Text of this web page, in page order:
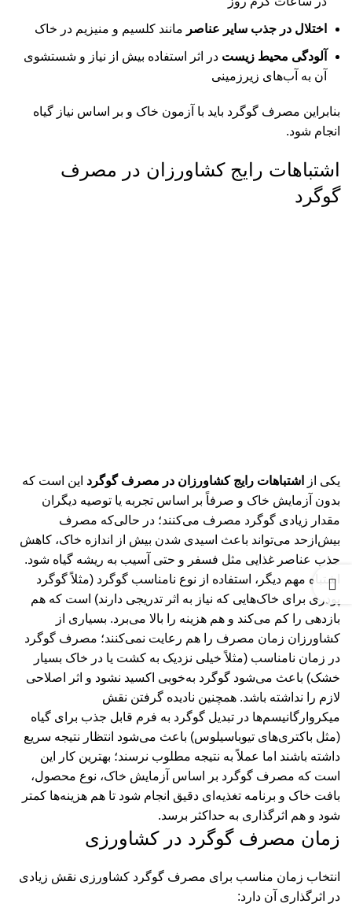
اختلال در جذب سایر عناصر مانند کلسیم و منیزیم در خاک
آلودگی محیط زیست در اثر استفاده بیش از نیاز و شستشوی
آن به آب‌های زیرزمینی
بنابراین مصرف گوگرد باید با آزمون خاک و بر اساس نیاز گیاه
انجام شود.
اشتباهات رایج کشاورزان در مصرف
گوگرد
یکی از اشتباهات رایج کشاورزان در مصرف گوگرد این است که
بدون آزمایش خاک و صرفاً بر اساس تجربه یا توصیه دیگران
مقدار زیادی گوگرد مصرف می‌کنند؛ در حالی‌که مصرف
بیش‌ازحد می‌تواند باعث اسیدی شدن بیش از اندازه خاک، کاهش
جذب عناصر غذایی مثل فسفر و حتی آسیب به ریشه گیاه شود.
اشتباه مهم دیگر، استفاده از نوع نامناسب گوگرد (مثلاً گوگرد
پودری برای خاک‌هایی که نیاز به اثر تدریجی دارند) است که هم
بازدهی را کم می‌کند و هم هزینه را بالا می‌برد. بسیاری از
کشاورزان زمان مصرف را هم رعایت نمی‌کنند؛ مصرف گوگرد
در زمان نامناسب (مثلاً خیلی نزدیک به کشت یا در خاک بسیار
خشک) باعث می‌شود گوگرد به‌خوبی اکسید نشود و اثر اصلاحی
لازم را نداشته باشد. همچنین نادیده گرفتن نقش
میکروارگانیسم‌ها در تبدیل گوگرد به فرم قابل جذب برای گیاه
(مثل باکتری‌های تیوباسیلوس) باعث می‌شود انتظار نتیجه سریع
داشته باشند اما عملاً به نتیجه مطلوب نرسند؛ بهترین کار این
است که مصرف گوگرد بر اساس آزمایش خاک، نوع محصول،
بافت خاک و برنامه تغذیه‌ای دقیق انجام شود تا هم هزینه‌ها کمتر
شود و هم اثرگذاری به حداکثر برسد.
زمان مصرف گوگرد در کشاورزی
انتخاب زمان مناسب برای مصرف گوگرد کشاورزی نقش زیادی
در اثرگذاری آن دارد: